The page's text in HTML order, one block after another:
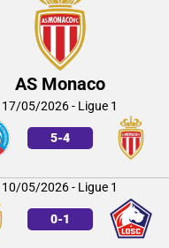
AS Monaco
17/05/2026 - Ligue 1
5-4
10/05/2026 - Ligue 1
0-1